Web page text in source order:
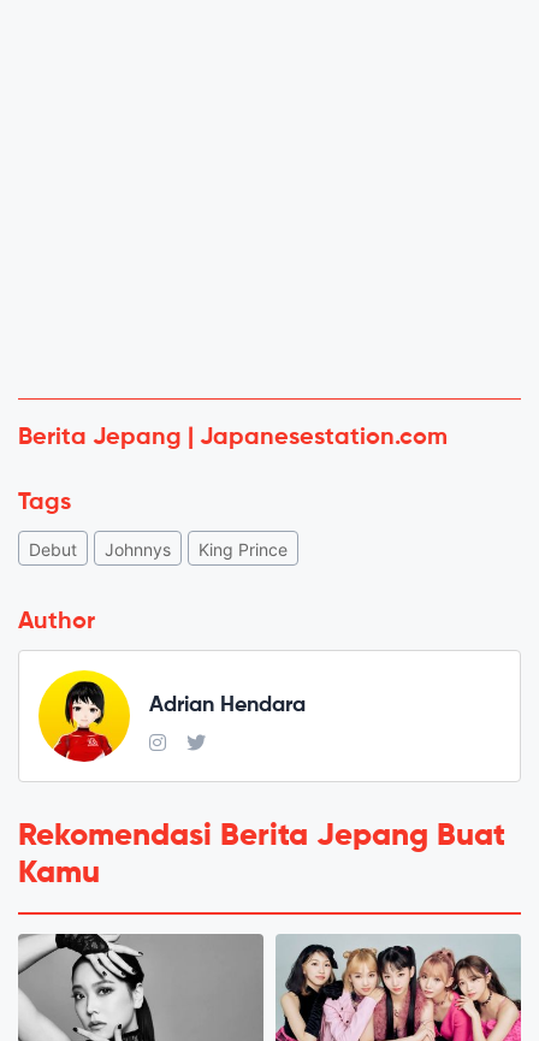
Berita Jepang | Japanesestation.com
Tags
Debut Johnnys King Prince
Author
Adrian Hendara
Rekomendasi Berita Jepang Buat
Kamu